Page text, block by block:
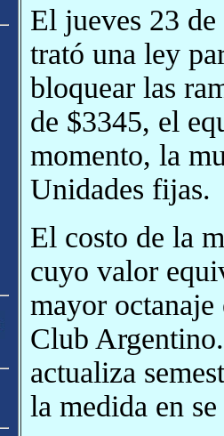
El jueves 23
trató una ley
bloquear las
de $3345, el
momento, la
Unidades fijas.
El costo de la
cuyo valor
mayor
Club
actualiza
la medida en